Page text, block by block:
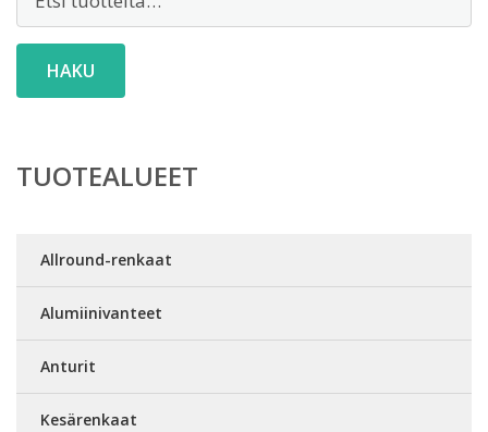
HAKU
TUOTEALUEET
Allround-renkaat
Alumiinivanteet
Anturit
Kesärenkaat